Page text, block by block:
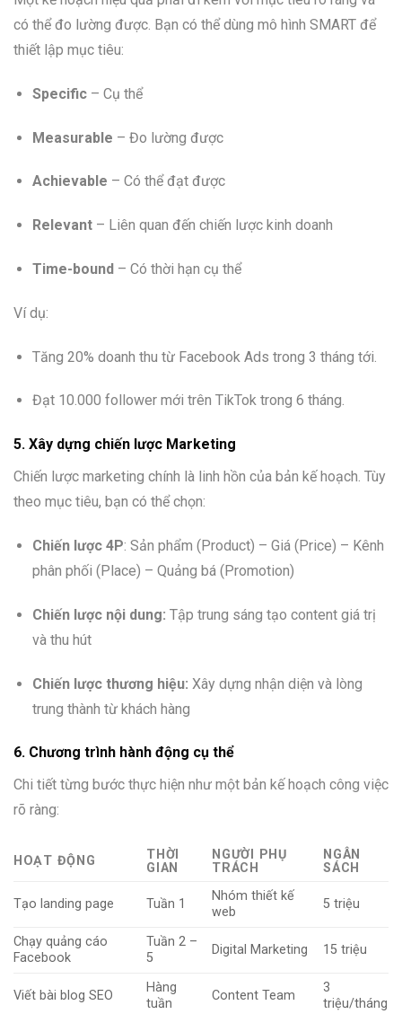
có thể đo lường được. Bạn có thể dùng mô hình SMART để
thiết lập mục tiêu:
Specific– Cụ thể
Measurable – Đo lường được
Achievable – Có thể đạt được
Relevant– Liên quan đến chiến lược kinh doanh
Time-bound– Có thời hạn cụ thể
Ví dụ:
Tăng 20% doanh thu từ Facebook Ads trong 3 tháng tới.
Đạt 10.000 follower mới trên TikTok trong 6 tháng.
5. Xây dựng chiến lược Marketing
Chiến lược marketing chính là linh hồn của bản kế hoạch. Tùy
theo mục tiêu, bạn có thể chọn:
Chiến lược 4P: Sản phẩm (Product) – Giá (Price) – Kênh
phân phối (Place) – Quảng bá (Promotion)
Chiến lược nội dung: Tập trung sáng tạo content giá trị
và thu hút
Chiến lược thương hiệu: Xây dựng nhận diện và lòng
trung thành từ khách hàng
6. Chương trình hành động cụ thể
Chi tiết từng bước thực hiện như một bản kế hoạch công việc
rõ ràng:
HOẠT ĐỘNG
THỜI
GIAN
NGƯỜI PHỤ
TRÁCH
NGÂN
SÁCH
Tạo landing page Tuần 1
Nhóm thiết kế
web
5 triệu
Chạy quảng cáo
Facebook
Tuần 2 –
5
Digital Marketing 15 triệu
Viết bài blog SEO
Hàng
tuần
Content Team
3
triệu/tháng